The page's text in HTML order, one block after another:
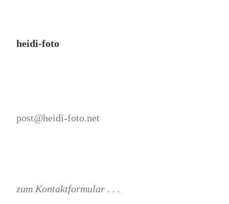
heidi-foto
post@heidi-foto.net
zum Kontaktformular . . .